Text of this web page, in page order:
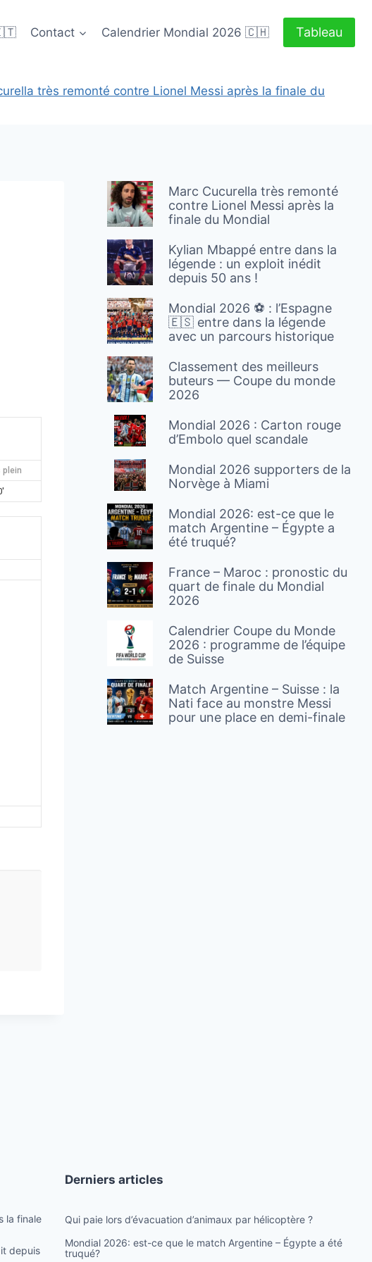
Contact Calendrier Mondial 2026 🇨🇭 Tableau
très remonté contre Lionel Messi après la finale du
plein
Marc Cucurella très remonté
contre Lionel Messi après la
finale du Mondial
Kylian Mbappé entre dans la
légende : un exploit inédit
depuis 50 ans !
Mondial 2026 ⚽️ : l’Espagne
🇪🇸 entre dans la légende
avec un parcours historique
Classement des meilleurs
buteurs — Coupe du monde
2026
Mondial 2026 : Carton rouge
d’Embolo quel scandale
Mondial 2026 supporters de la
Norvège à Miami
Mondial 2026: est-ce que le
match Argentine – Égypte a
été truqué?
France – Maroc : pronostic du
quart de finale du Mondial
2026
Calendrier Coupe du Monde
2026 : programme de l’équipe
de Suisse
Match Argentine – Suisse : la
Nati face au monstre Messi
pour une place en demi-finale
la finale
depuis
Derniers articles
Qui paie lors d’évacuation d’animaux par hélicoptère ?
Mondial 2026: est-ce que le match Argentine – Égypte a été
truqué?